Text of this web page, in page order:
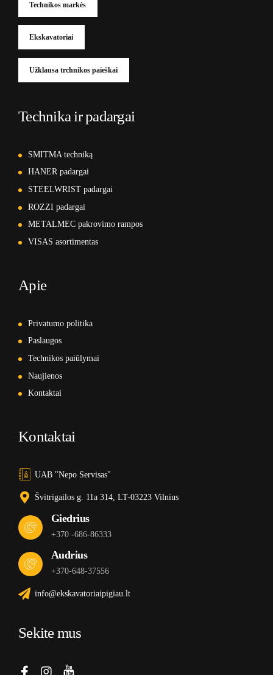
Technikos markės
Ekskavatoriai
Užklausa trchnikos paieškai
Technika ir padargai
SMITMA techniką
HANER padargai
STEELWRIST padargai
ROZZI padargai
METALMEC pakrovimo rampos
VISAS asortimentas
Apie
Privatumo politika
Paslaugos
Technikos paiūlymai
Naujienos
Kontaktai
Kontaktai
UAB "Nepo Servisas"
Švitrigailos g. 11a 314, LT-03223 Vilnius
Giedrius
+370 -686-86333
Audrius
+370-648-37556
info@ekskavatoriaipigiau.lt
Sekite mus